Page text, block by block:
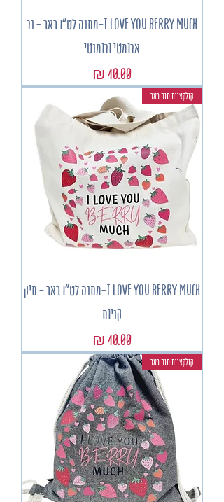
I LOVE YOU BERRY MUCH-מתנה לט"ו באב - נר
ארומטי ורומנטי
מחיר
קולקציית תות באב
I LOVE YOU BERRY MUCH-מתנה לט"ו באב - תיק
קניות
מחיר
קולקציית תות באב